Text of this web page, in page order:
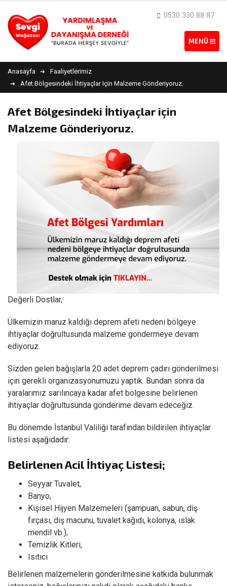
0530 330 88 87
Anasayfa
Faaliyetlerimiz
Afet Bölgesindeki İhtiyaçlar Için Malzeme Gönderiyoruz.
Afet Bölgesindeki İhtiyaçlar için
Malzeme Gönderiyoruz.
Değerli Dostlar,
Ülkemizin maruz kaldığı deprem afeti nedeni bölgeye
ihtiyaçlar doğrultusunda malzeme göndermeye devam
ediyoruz.
Sizden gelen bağışlarla 20 adet deprem çadırı gönderilmesi
için gerekli organizasyonumuzu yaptık. Bundan sonra da
yaralarımız sarılıncaya kadar afet bölgesine belirlenen
ihtiyaçlar doğrultusunda gönderime devam edeceğiz.
Bu dönemde İstanbul Valiliği tarafından bildirilen ihtiyaçlar
listesi aşağıdadır:
Belirlenen Acil İhtiyaç Listesi;
Seyyar Tuvalet,
Banyo,
Kişisel Hijyen Malzemeleri (şampuan, sabun, diş
fırçası, diş macunu, tuvalet kağıdı, kolonya, ıslak
mendil vb.),
Temizlik Kitleri,
Isıtıcı
Belirlenen malzemelerin gönderilmesine katkıda bulunmak